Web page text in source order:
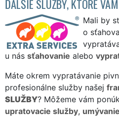
ĎALŠIE SLUŽBY, KTORÉ
Mali by
o
u nás sťahovanie alebo
Máte okrem vypratávanie
profesionálne služby našej
SLUŽBY? Môžeme vám
upratovacie služby,